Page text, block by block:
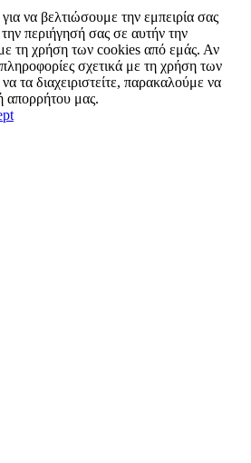
να βελτιώσουμε την εμπειρία σας
περιήγησή σας σε αυτήν την
τη χρήση των cookies από εμάς. Αν
σχετικά με τη χρήση των
τα διαχειριστείτε, παρακαλούμε να
απορρήτου μας.